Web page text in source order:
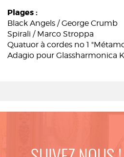
Plages :
Black Angels / George Crumb
Spirali / Marco Stroppa
Quatuor à cordes no 1
Adagio pour Glassharmonica